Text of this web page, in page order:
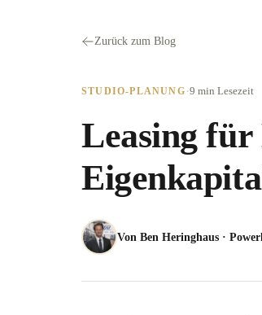
Zurück zum Blog
STUDIO-PLANUNG ·9 min Lesezeit
Leasing für
Von Ben Heringhaus ·